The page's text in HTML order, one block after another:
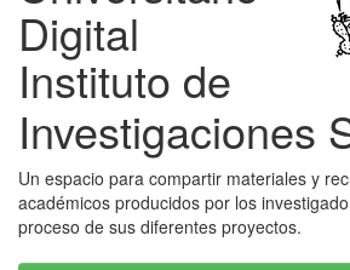
Digital
Instituto de
Investigaciones
Un espacio para compartir materiales y
académicos producidos por los
proceso de sus diferentes proyectos.